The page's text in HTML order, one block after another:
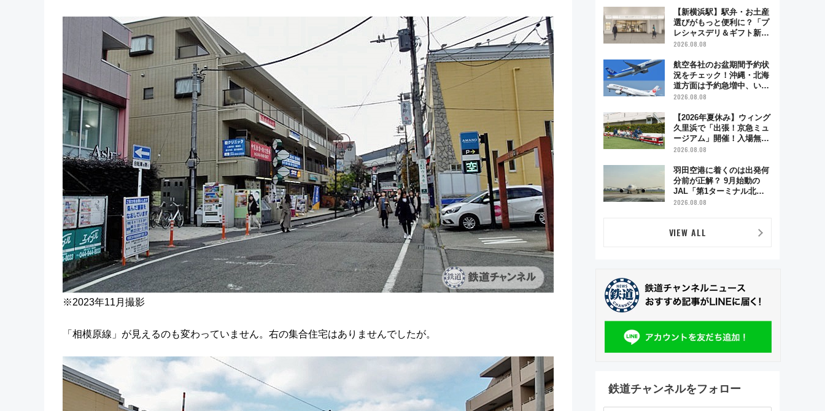
※2023年11月撮影
「相模原線」が見えるのも変わっていません。右の集合住宅はありませんでしたが。
の特別コラボ
【新横浜駅】駅弁・お土産
選びがもっと便利に？「プ
レシャスデリ＆ギフト新横
浜」がオープン 場所や営
2026.08.08
航空各社のお盆期間予約状
況をチェック！沖縄・北海
道方面は予約急増中、いま
から狙うべき日は？
2026.08.08
【2026年夏休み】ウィング
久里浜で「出張！京急ミュ
ージアム」開催！入場無料
でスタンプラリーや子ども
2026.08.08
羽田空港に着くのは出発何
分前が正解？ 9月始動の
JAL「第1ターミナル北側
サテライト」は徒歩1キロ
2026.08.08
VIEW ALL
鉄道チャンネルをフォロー